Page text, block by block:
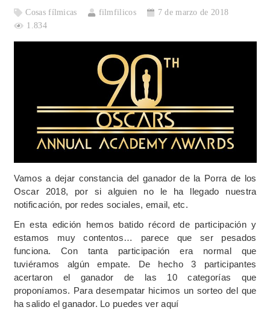
Cosas fílmicas filmfilicos
7 de marzo de 2018
1.834
Vamos a dejar constancia del ganador de la Porra de los
Oscar 2018, por si alguien no le ha llegado nuestra
notificación, por redes sociales, email, etc.
En esta edición hemos batido récord de participación y
estamos muy contentos… parece que ser pesados
funciona. Con tanta participación era normal que
tuviéramos algún empate. De hecho 3 participantes
acertaron el ganador de las 10 categorías que
proponíamos. Para desempatar hicimos un sorteo del que
ha salido el ganador. Lo puedes ver aquí